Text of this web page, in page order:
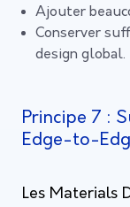
Ajouter
Conserver
design global.
Principe 7 :
Edge-to-
Les Materials